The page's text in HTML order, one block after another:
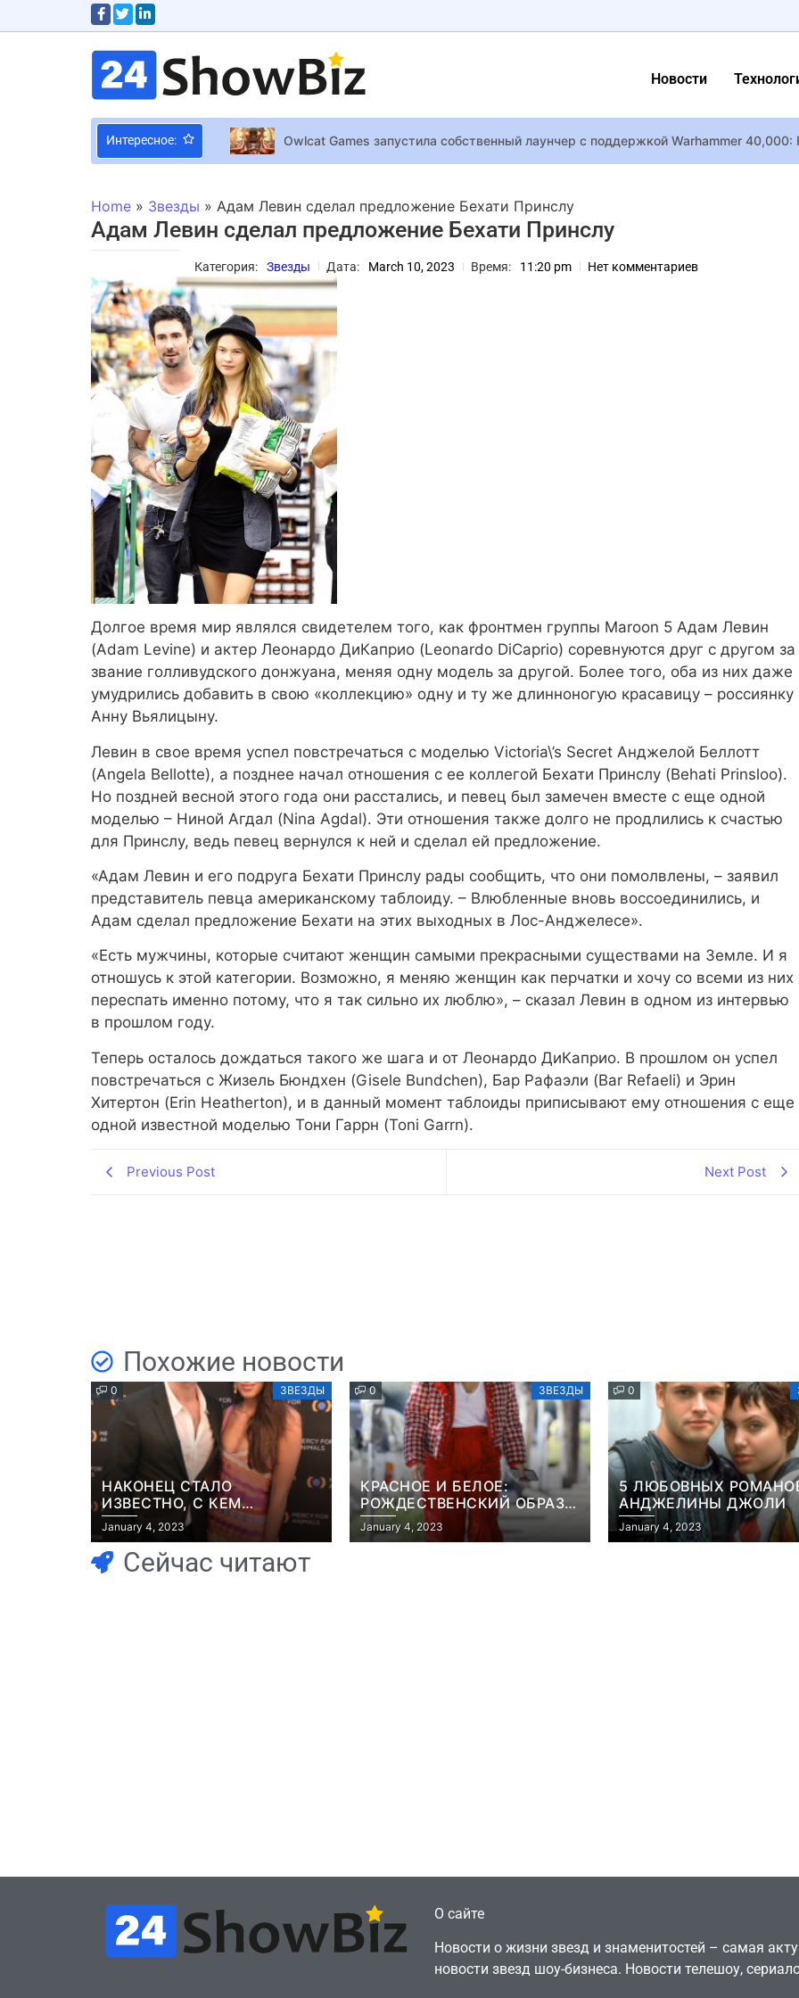
Новости
Интересное:
Owlcat Games запустила собственный лаунчер с поддержкой Warhammer 40,000:
Объявлен лауреат премии имени Георгия Гонгадзе 2023 года
Minecraft получит осенний лесной биом с серыми тополями и шерстяные лестницы
Титул «Мисс Вселенная Украина»-2026 получила киевлянка Анна Никонова
Team Ninja перенесёт прогресс из демоверсии Nioh 3 в полную версию
Премьеры недели: дуэт DOROFEEVA с LEBIGA и трек о скандале Alyona Alyona с
“Мы должны стать лучше” – почему финал схватки Кратоса и Тора стал
Home » Звезды » Адам Левин сделал предложение Бехати Принслу
Адам Левин сделал предложение Бехати Принслу
Категория: Звезды Дата: March 10, 2023 Время: 11:20 pm Нет комментариев
Долгое время мир являлся свидетелем того, как фронтмен группы Maroon 5 Адам Левин
(Adam Levine) и актер Леонардо ДиКаприо (Leonardo DiCaprio) соревнуются друг с другом за
звание голливудского донжуана, меняя одну модель за другой. Более того, оба из них даже
умудрились добавить в свою «коллекцию» одну и ту же длинноногую красавицу – россиянку
Анну Вьялицыну.
Левин в свое время успел повстречаться с моделью Victoria\’s Secret Анджелой Беллотт
(Angela Bellotte), а позднее начал отношения с ее коллегой Бехати Принслу (Behati Prinsloo).
Но поздней весной этого года они расстались, и певец был замечен вместе с еще одной
моделью – Ниной Агдал (Nina Agdal). Эти отношения также долго не продлились к счастью
для Принслу, ведь певец вернулся к ней и сделал ей предложение.
«Адам Левин и его подруга Бехати Принслу рады сообщить, что они помолвлены, – заявил
представитель певца американскому таблоиду. – Влюбленные вновь воссоединились, и
Адам сделал предложение Бехати на этих выходных в Лос-Анджелесе».
«Есть мужчины, которые считают женщин самыми прекрасными существами на Земле. И я
отношусь к этой категории. Возможно, я меняю женщин как перчатки и хочу со всеми из них
переспать именно потому, что я так сильно их люблю», – сказал Левин в одном из интервью
в прошлом году.
Теперь осталось дождаться такого же шага и от Леонардо ДиКаприо. В прошлом он успел
повстречаться с Жизель Бюндхен (Gisele Bundchen), Бар Рафаэли (Bar Refaeli) и Эрин
Хитертон (Erin Heatherton), и в данный момент таблоиды приписывают ему отношения с еще
одной известной моделью Тони Гаррн (Toni Garrn).
Previous Post Next Post
Похожие новости
0 ЗВЕЗДЫ
НАКОНЕЦ СТАЛО
ИЗВЕСТНО, С КЕМ
ВСТРЕЧАЕТСЯ БРЭД ПИТТ
January 4, 2023
0 ЗВЕЗДЫ
КРАСНОЕ И БЕЛОЕ:
РОЖДЕСТВЕНСКИЙ ОБРАЗ
НА КАЖДЫЙ ДЕНЬ ОТ
ДЖЕННИФЕР ЛОПЕС
January 4, 2023
0
5 ЛЮБОВНЫХ
АНДЖЕЛИНЫ ДЖОЛИ
January 4, 2023
Сейчас читают
О сайте
Новости о жизни звезд и знаменитостей – самая
новости звезд шоу-бизнеса. Новости телешоу,